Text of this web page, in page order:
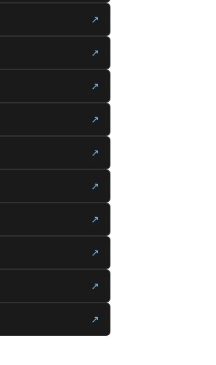
↗
↗
↗
↗
↗
↗
↗
↗
↗
↗